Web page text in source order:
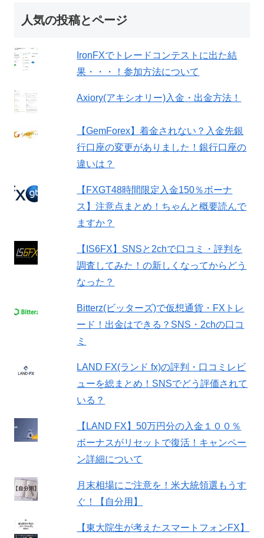
人気の投稿とページ
IronFXでトレードコンテストに出た結
果・・・！参加方法について
Axiory(アキシオリー)入金・出金方法！
【GemForex】着金されない？入金先銀
行口座の変更がありました！銀行口座の
違いは？
【FXGT48時間限定入金150％ボーナ
ス】注意点まとめ！ちゃんと概要読んで
ますか？
【IS6FX】SNSと2chで口コミ・評判を
調査してみた！の新しくなってからどう
なった？
Bitterz(ビッターズ)で仮想通貨・FXトレ
ード！出金はできる？SNS・2chの口コ
ミ
LAND FX(ランド fx)の評判・口コミレビ
ューを総まとめ！SNSでどう評価されて
いる？
【LAND FX】50万円分の入金１００％
ボーナスがリセットで復活！キャンペー
ン詳細について
月末相場にご注意を！米大統領選もうす
ぐ！【自分用】
【東大院生が考えたスマートフォンFX】